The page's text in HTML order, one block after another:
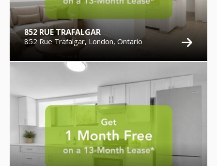
852 RUE TRAFALGAR
852 Rue Trafalgar, London, Ontario